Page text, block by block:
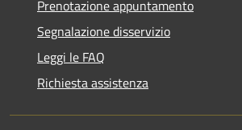
Prenotazione appuntamento
Segnalazione disservizio
Leggi le FAQ
Richiesta assistenza